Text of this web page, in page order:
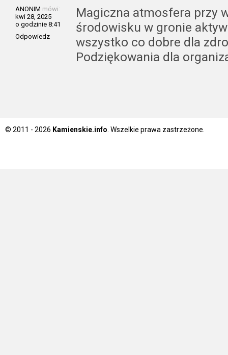
ANONIM mówi:
kwi 28, 2025
o godzinie 8:41
Odpowiedz
Magiczna atmosfera przy
środowisku w gronie
wszystko co dobre dla
Podziękowania dla
© 2011 - 2026 Kamienskie.info . Wszelkie prawa zastrzeżone.